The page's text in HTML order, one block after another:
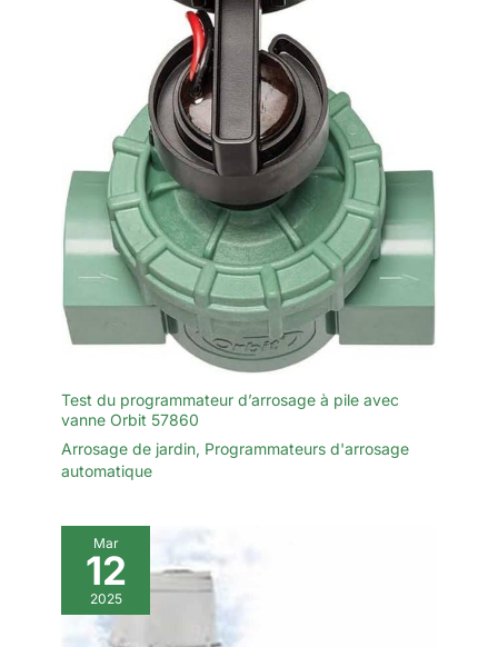
Test du programmateur d’arrosage à pile avec
vanne Orbit 57860
Arrosage de jardin, Programmateurs d'arrosage
automatique
Mar
12
2025